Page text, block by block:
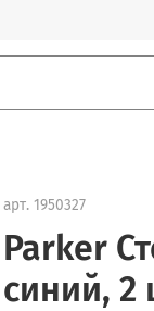
арт. 1950327
Parker
синий, 2